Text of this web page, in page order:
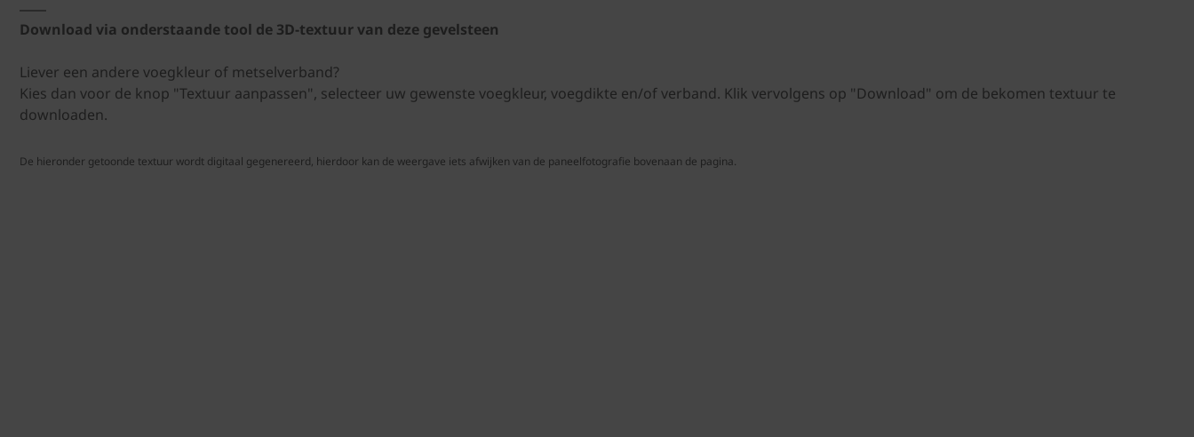
Download via onderstaande tool de 3D-textuur van deze gevelsteen
Liever een andere voegkleur of metselverband?
Kies dan voor de knop "Textuur aanpassen", selecteer uw gewenste voegkleur, voegdikte en/of verband. Klik vervolgens op "Download" om de bekomen textuur te
downloaden.
De hieronder getoonde textuur wordt digitaal gegenereerd, hierdoor kan de weergave iets afwijken van de paneelfotografie bovenaan de pagina.